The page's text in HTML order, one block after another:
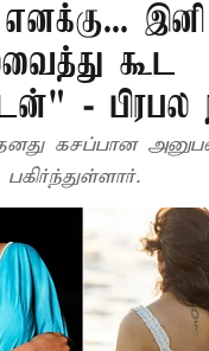
எனக்கு...
கூட
- பிரபல
தனது கசப்பான